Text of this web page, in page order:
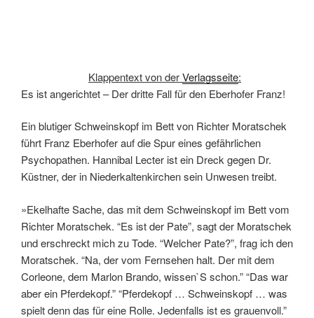
Klappentext von derVerlagsseite:
Es ist angerichtet – Der dritte Fall für den Eberhofer Franz!
Ein blutiger Schweinskopf im Bett von Richter Moratschek
führt Franz Eberhofer auf die Spur eines gefährlichen
Psychopathen. Hannibal Lecter ist ein Dreck gegen Dr.
Küstner, der in Niederkaltenkirchen sein Unwesen treibt.
»Ekelhafte Sache, das mit dem Schweinskopf im Bett vom
Richter Moratschek. “Es ist der Pate”, sagt der Moratschek
und erschreckt mich zu Tode. “Welcher Pate?”, frag ich den
Moratschek. “Na, der vom Fernsehen halt. Der mit dem
Corleone, dem Marlon Brando, wissen`S schon.” “Das war
aber ein Pferdekopf.” “Pferdekopf … Schweinskopf … was
spielt denn das für eine Rolle. Jedenfalls ist es grauenvoll.”